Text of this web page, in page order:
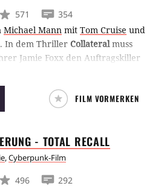
571
354
Michael Mann mit Tom Cruise und
. In dem Thriller Collateral muss
Jamie Foxx den Auftragskiller
Was tut man nicht alles für 600
FILM VORMERKEN
- TOTAL RECALL
,Cyberpunk-Film
496
292